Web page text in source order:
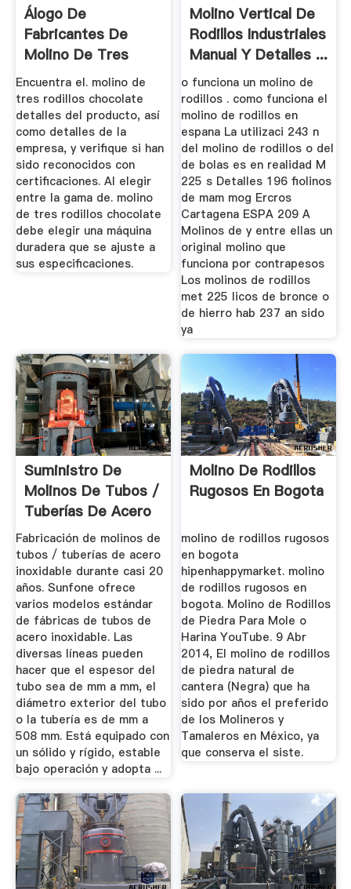
Álogo De
Fabricantes De
Molino De Tres
Rodillos ...
Encuentra el. molino de
tres rodillos chocolate
detalles del producto, así
como detalles de la
empresa, y verifique si han
sido reconocidos con
certificaciones. Al elegir
entre la gama de. molino
de tres rodillos chocolate
debe elegir una máquina
duradera que se ajuste a
sus especificaciones.
Molino Vertical De
Rodillos Industriales
Manual Y Detalles ...
o funciona un molino de
rodillos . como funciona el
molino de rodillos en
espana La utilizaci 243 n
del molino de rodillos o del
de bolas es en realidad M
225 s Detalles 196 fiolinos
de mam mog Ercros
Cartagena ESPA 209 A
Molinos de y entre ellas un
original molino que
funciona por contrapesos
Los molinos de rodillos
met 225 licos de bronce o
de hierro hab 237 an sido
ya
Suministro De
Molinos De Tubos /
Tuberías De Acero
...
Fabricación de molinos de
tubos / tuberías de acero
inoxidable durante casi 20
años. Sunfone ofrece
varios modelos estándar
de fábricas de tubos de
acero inoxidable. Las
diversas líneas pueden
hacer que el espesor del
tubo sea de mm a mm, el
diámetro exterior del tubo
o la tubería es de mm a
508 mm. Está equipado con
un sólido y rígido, estable
bajo operación y adopta ...
Molino De Rodillos
Rugosos En Bogota
molino de rodillos rugosos
en bogota
hipenhappymarket. molino
de rodillos rugosos en
bogota. Molino de Rodillos
de Piedra Para Mole o
Harina YouTube. 9 Abr
2014, El molino de rodillos
de piedra natural de
cantera (Negra) que ha
sido por años el preferido
de los Molineros y
Tamaleros en México, ya
que conserva el siste.